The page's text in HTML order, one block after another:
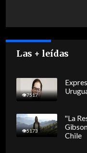
Las + leídas
7517
5173
"La
Chile